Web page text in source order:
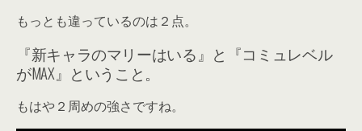
もっとも違っているのは２点。
『新キャラのマリーはいる』と『コミュレベル
がMAX』ということ。
もはや２周めの強さですね。